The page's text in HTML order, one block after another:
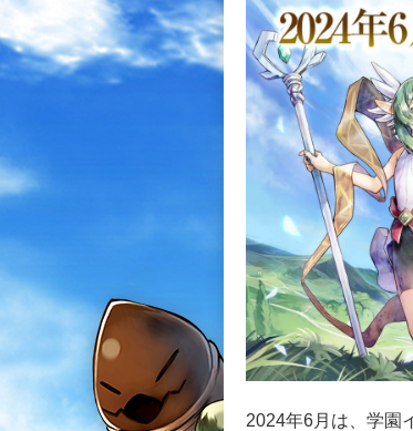
2024年6月は、学園